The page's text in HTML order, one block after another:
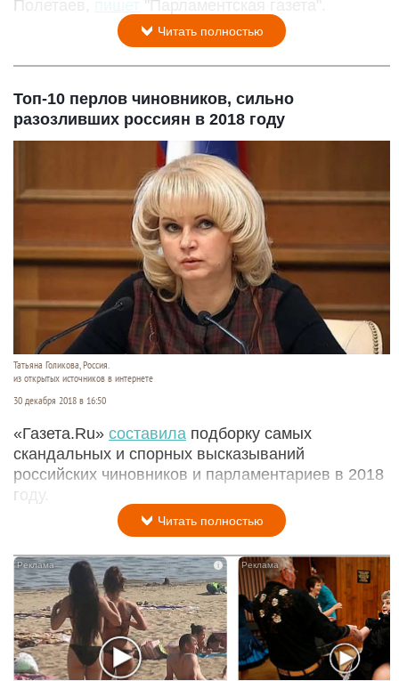
Полетаев,
"Парламентская газета".
Читать полностью
Топ-10 перлов чиновников, сильно
разозливших россиян в 2018 году
Татьяна Голикова, Россия.
из открытых источников в интернете
30 декабря 2018 в 16:50
«Газета.Ru» составила подборку самых
скандальных и спорных высказываний
российских чиновников и парламентариев в 2018
году.
Читать полностью
i